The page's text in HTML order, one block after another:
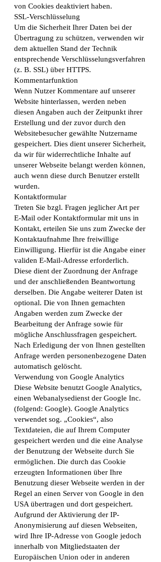
von Cookies deaktiviert haben.
SSL-Verschlüsselung
Um die Sicherheit Ihrer Daten bei der
Übertragung zu schützen, verwenden wir
dem aktuellen Stand der Technik
entsprechende Verschlüsselungsverfahren
(z. B. SSL) über HTTPS.
Kommentarfunktion
Wenn Nutzer Kommentare auf unserer
Website hinterlassen, werden neben
diesen Angaben auch der Zeitpunkt ihrer
Erstellung und der zuvor durch den
Websitebesucher gewählte Nutzername
gespeichert. Dies dient unserer Sicherheit,
da wir für widerrechtliche Inhalte auf
unserer Webseite belangt werden können,
auch wenn diese durch Benutzer erstellt
wurden.
Kontaktformular
Treten Sie bzgl. Fragen jeglicher Art per
E-Mail oder Kontaktformular mit uns in
Kontakt, erteilen Sie uns zum Zwecke der
Kontaktaufnahme Ihre freiwillige
Einwilligung. Hierfür ist die Angabe einer
validen E-Mail-Adresse erforderlich.
Diese dient der Zuordnung der Anfrage
und der anschließenden Beantwortung
derselben. Die Angabe weiterer Daten ist
optional. Die von Ihnen gemachten
Angaben werden zum Zwecke der
Bearbeitung der Anfrage sowie für
mögliche Anschlussfragen gespeichert.
Nach Erledigung der von Ihnen gestellten
Anfrage werden personenbezogene Daten
automatisch gelöscht.
Verwendung von Google Analytics
Diese Website benutzt Google Analytics,
einen Webanalysedienst der Google Inc.
(folgend: Google). Google Analytics
verwendet sog. „Cookies“, also
Textdateien, die auf Ihrem Computer
gespeichert werden und die eine Analyse
der Benutzung der Webseite durch Sie
ermöglichen. Die durch das Cookie
erzeugten Informationen über Ihre
Benutzung dieser Webseite werden in der
Regel an einen Server von Google in den
USA übertragen und dort gespeichert.
Aufgrund der Aktivierung der IP-
Anonymisierung auf diesen Webseiten,
wird Ihre IP-Adresse von Google jedoch
innerhalb von Mitgliedstaaten der
Europäischen Union oder in anderen